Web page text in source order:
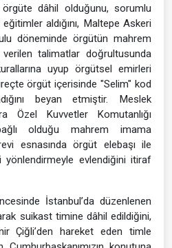
örgüte dâhil olduğunu, sorumlu
aldığını, Maltepe Askeri
döneminde örgütün mahrem
verilen talimatlar doğrultusunda
uyup örgütsel emirleri
örgüt içerisinde "Selim" kod
beyan etmiştir. Meslek
Özel Kuvvetler Komutanlığı
olduğu mahrem imama
esnasında örgüt elebaşı ile
evlendiğini itiraf
İstanbul’da düzenlenen
suikast timine dâhil edildiğini,
Çiğli’den hareket eden timle